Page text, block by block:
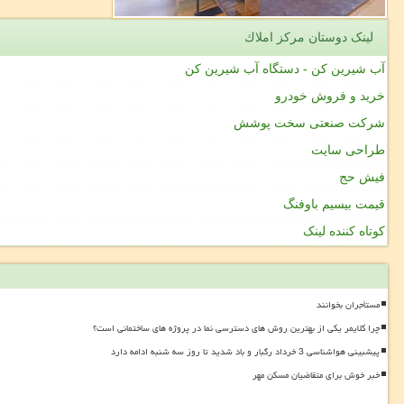
لینک دوستان مركز املاك
آب شیرین کن - دستگاه آب شیرین کن
خرید و فروش خودرو
شرکت صنعتی سخت پوشش
طراحی سایت
فیش حج
قیمت بیسیم باوفنگ
کوتاه کننده لینک
مستأجران بخوانند
چرا کلایمر یکی از بهترین روش های دسترسی نما در پروژه های ساختمانی است؟
پیشبینی هواشناسی 3 خرداد رگبار و باد شدید تا روز سه شنبه ادامه دارد
خبر خوش برای متقاضیان مسکن مهر